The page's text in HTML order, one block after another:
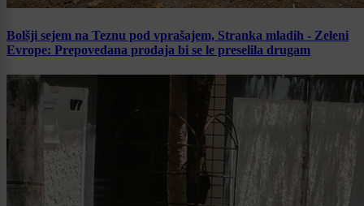
Bolšji sejem na Teznu pod vprašajem, Stranka mladih - Zeleni
Evrope: Prepovedana prodaja bi se le preselila drugam